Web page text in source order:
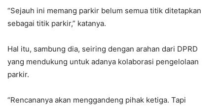
“Sejauh ini memang parkir belum semua titik ditetapkan
sebagai titik parkir,” katanya.
Hal itu, sambung dia, seiring dengan arahan dari DPRD
yang mendukung untuk adanya kolaborasi pengelolaan
parkir.
“Rencananya akan menggandeng pihak ketiga. Tapi